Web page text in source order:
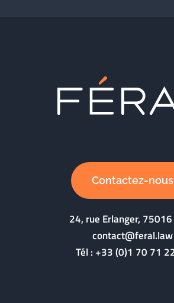
Contactez-nous
24, rue Erlanger,
contact@feral.law
Tél :+33 (0)1 70 71